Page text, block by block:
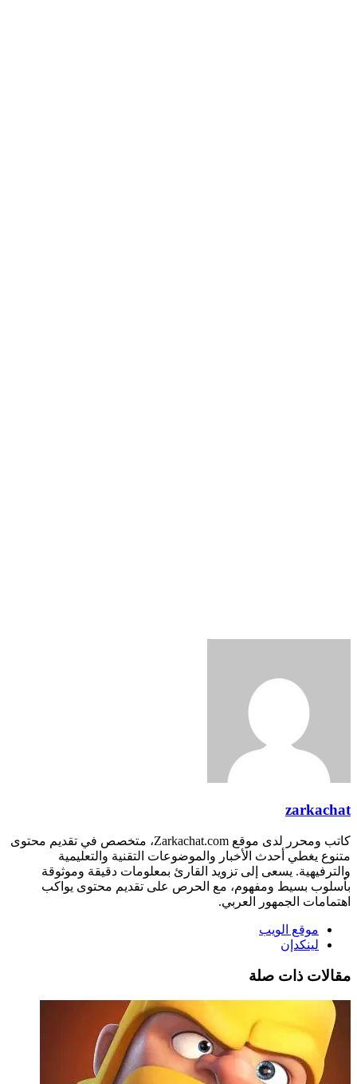
zarkachat
كاتب ومحرر لدى موقع Zarkachat.com، متخصص في تقديم محتوى
متنوع يغطي أحدث الأخبار والموضوعات التقنية والتعليمية
والترفيهية. يسعى إلى تزويد القارئ بمعلومات دقيقة وموثوقة
بأسلوب بسيط ومفهوم، مع الحرص على تقديم محتوى يواكب
اهتمامات الجمهور العربي.
موقع الويب
لينكدإن
مقالات ذات صلة